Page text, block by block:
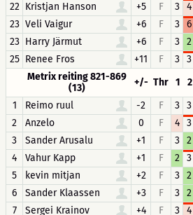
22 Kristjan Hanson +5 F 3 4
23 Veli Vaigur +6 F 3 6
23 Harry Järmut +6 F 3 2
25 Renee Fros +11 F 3 3
Metrix reiting 821-869
(13)
+/- Thr 1 2
1
Reimo ruul -2 F 3 3
2
Anzelo 0 F 4 3
3
Sander Arusalu +1 F 3 2
4
Vahur Kapp +1 F 2 3
5
kevin mitjan +2 F 3 2
6
Sander Klaassen +3 F 3 2
7
Sergei Krainov +4 F 3 4